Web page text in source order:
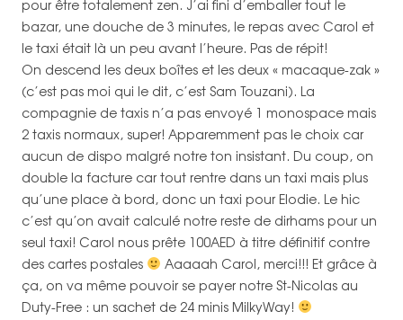
pour être totalement zen. J’ai fini d’emballer tout le
bazar, une douche de 3 minutes, le repas avec Carol et
le taxi était là un peu avant l’heure. Pas de répit!
On descend les deux boîtes et les deux « macaque-zak »
(c’est pas moi qui le dit, c’est Sam Touzani). La
compagnie de taxis n’a pas envoyé 1 monospace mais
2 taxis normaux, super! Apparemment pas le choix car
aucun de dispo malgré notre ton insistant. Du coup, on
double la facture car tout rentre dans un taxi mais plus
qu’une place à bord, donc un taxi pour Elodie. Le hic
c’est qu’on avait calculé notre reste de dirhams pour un
seul taxi! Carol nous prête 100AED à titre définitif contre
des cartes postales
Aaaaah Carol, merci!!! Et grâce à
ça, on va même pouvoir se payer notre St-Nicolas au
Duty-Free : un sachet de 24 minis MilkyWay!